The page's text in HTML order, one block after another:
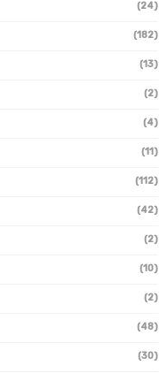
(24)
(182)
(13)
(2)
(4)
(11)
(112)
(42)
(2)
(10)
(2)
(48)
(30)